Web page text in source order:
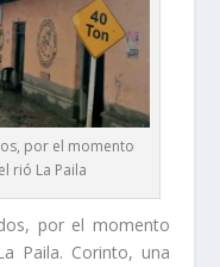
por el momento
rió La Paila
por el momento
Paila. Corinto, una